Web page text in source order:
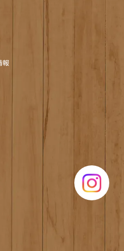
報
Instagram